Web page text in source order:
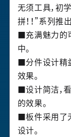
无须工具，初
拼！！”系列推
■充满魅力的
中。
■分件设计精
效果。
■设计简洁，
的效果。
■板件采用了
设计。